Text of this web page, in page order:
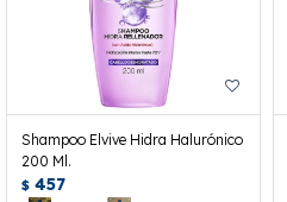
Shampoo Elvive Hidra Halurónico
200 Ml.
$ 457